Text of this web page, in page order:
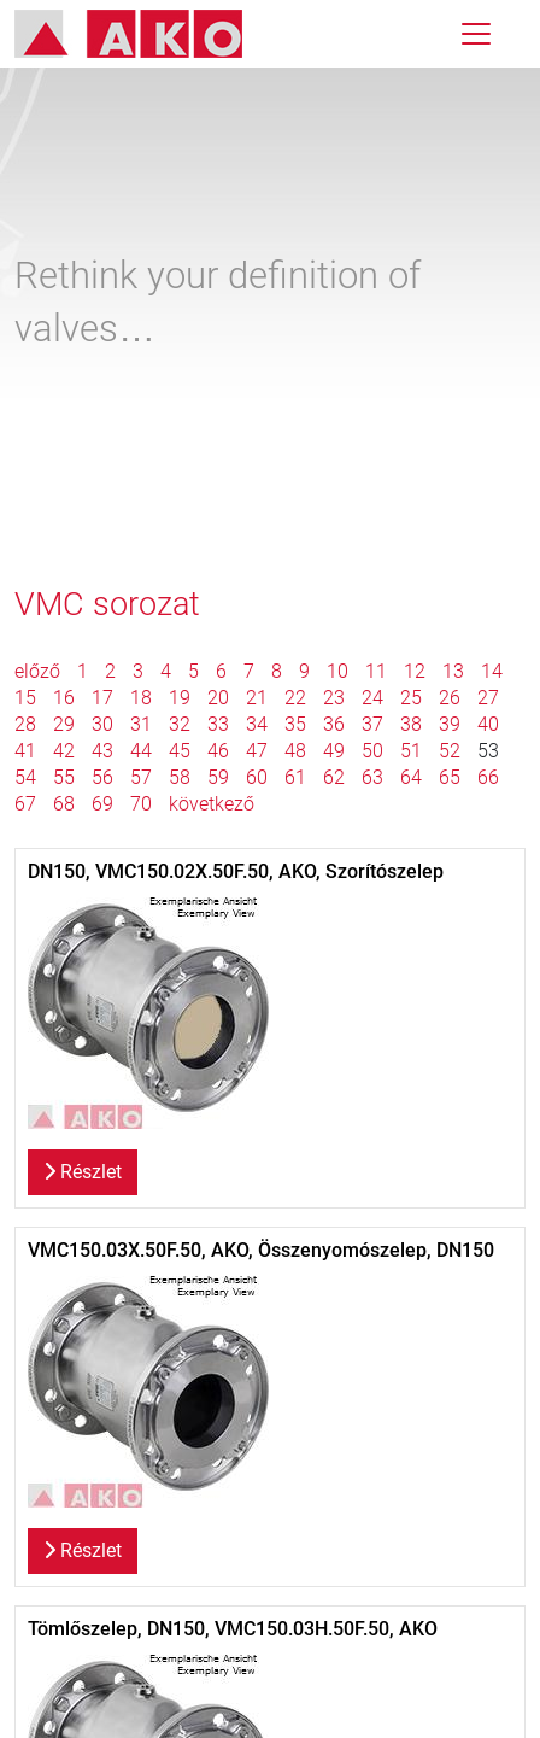
Rethink your definition of
valves…
VMC sorozat
előző 1 2 3 4 5 6 7 8 9 10 11 12 13
14
15
16 17 18 19 20 21 22 23 24 25 26
27
28
29 30 31 32 33 34 35 36 37 38 39
40
41
42 43 44 45 46 47 48 49 50 51 52
53
54
55 56 57 58 59 60 61 62 63 64 65
66
67
68 69 70 következő
DN150, VMC150.02X.50F.50, AKO, Szorítószelep
Részlet
VMC150.03X.50F.50, AKO, Összenyomószelep, DN150
Részlet
Tömlőszelep, DN150, VMC150.03H.50F.50, AKO